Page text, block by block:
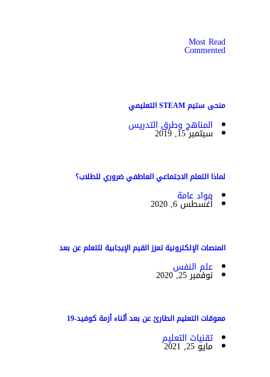
Most Read
Commented
منحى ستيم STEAM التعليمي
المناهج وطرق التدريس
سبتمبر 15, 2019
لماذا التعلم الاجتماعي العاطفي ضروري للطلاب؟
مواد عامة
أغسطس 6, 2020
المنصات الإلكترونية تعزز القيم الإيجابية للتعلم عن بعد
علم النفس
نوفمبر 25, 2020
معوقات التعليم الطارئ عن بعد أثناء أزمة كوفيد-19
تقنيات التعليم
مايو 25, 2021